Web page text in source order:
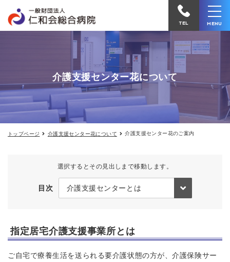
援
の
ご
案
内
総
病
へ
電
話
け
TEL MENU
介護支援センター花について
トップページ 介護支援センター花について 介護支援センター花のご案内
選択するとその見出しまで移動します。
目次
指定居宅介護支援事業所とは
ご自宅で療養生活を送られる要介護状態の方が、介護保険サー